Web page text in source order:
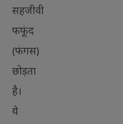
सहजीवी
फफूंद
(फंगस)
छोड़ता
है।
ये